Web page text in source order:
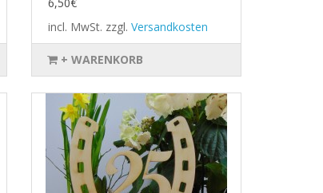
incl. MwSt. zzgl.Versandkosten
+ WARENKORB